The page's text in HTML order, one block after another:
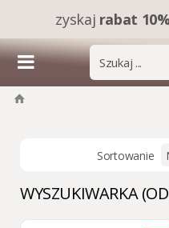
zyskaj rabat
Sortowanie
WYSZUKIWARKA